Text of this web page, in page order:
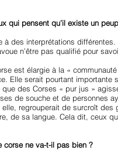
qui pensent qu’il existe un
à des interprétations
n’être pas qualifié pour
est élargie à la «
Elle serait pourtant
des Corses « pur jus »
de souche et de personnes
regrouperait de surcroît
de sa langue. Cela dit, ceux
corse ne va-t-il pas bien ?